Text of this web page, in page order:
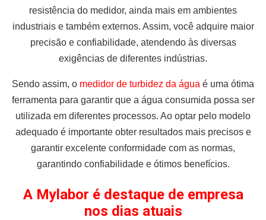
resistência do medidor, ainda mais em ambientes
industriais e também externos. Assim, você adquire maior
precisão e confiabilidade, atendendo às diversas
exigências de diferentes indústrias.
Sendo assim, o medidor de turbidez da água é uma ótima
ferramenta para garantir que a água consumida possa ser
utilizada em diferentes processos. Ao optar pelo modelo
adequado é importante obter resultados mais precisos e
garantir excelente conformidade com as normas,
garantindo confiabilidade e ótimos benefícios.
A Mylabor é destaque de empresa
nos dias atuais